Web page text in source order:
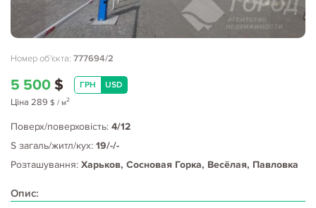
Номер об'єкта: 777694/2
5 500 $ ГРН USD
Ціна 289 $ / м2
Поверх/поверховість: 4/12
S загаль/житл/кух: 19/-/-
Розташування: Харьков, Сосновая Горка, Весёлая, Павловка
Опис: